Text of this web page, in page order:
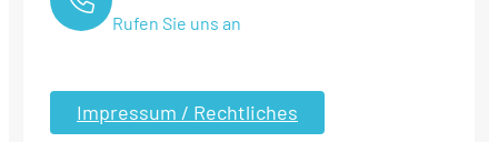
Rufen Sie uns an
Impressum / Rechtliches